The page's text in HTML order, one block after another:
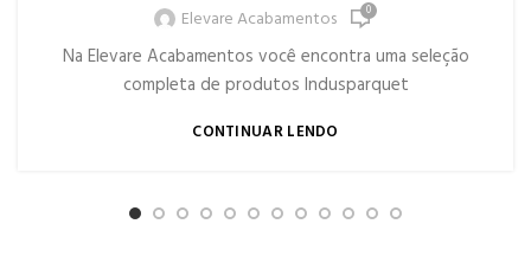
Elevare Acabamentos
0
Na Elevare Acabamentos você encontra uma seleção
completa de produtos Indusparquet
CONTINUAR LENDO